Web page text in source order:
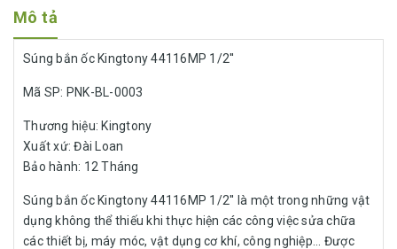
Mô tả
Súng bắn ốc Kingtony 44116MP 1/2''
Mã SP: PNK-BL-0003
Thương hiệu: Kingtony
Xuất xứ: Đài Loan
Bảo hành: 12 Tháng
Súng bắn ốc Kingtony 44116MP 1/2'' là một trong những vật
dụng không thể thiếu khi thực hiện các công việc sửa chữa
các thiết bị, máy móc, vật dụng cơ khí, công nghiệp... Được